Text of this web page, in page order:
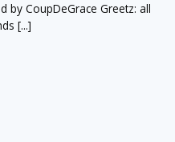
by CoupDeGrace Greetz: all
[...]